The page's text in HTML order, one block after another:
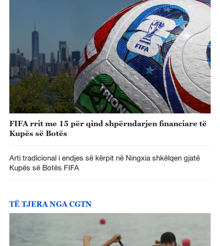
FIFA rrit me 15 për qind shpërndarjen financiare të
Kupës së Botës
Arti tradicional i endjes së kërpit në Ningxia shkëlqen gjatë
Kupës së Botës FIFA
TË TJERA NGA CGTN